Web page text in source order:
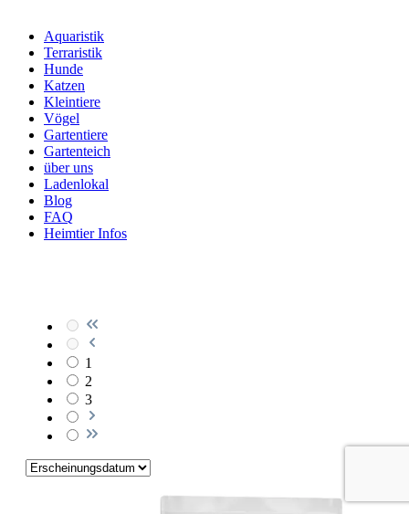
Aquaristik
Terraristik
Hunde
Katzen
Kleintiere
Vögel
Gartentiere
Gartenteich
über uns
Ladenlokal
Blog
FAQ
Heimtier Infos
1
2
3